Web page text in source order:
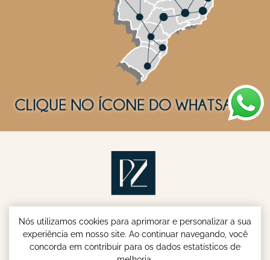
Nós utilizamos cookies para aprimorar e personalizar a sua
experiência em nosso site. Ao continuar navegando, você
concorda em contribuir para os dados estatísticos de